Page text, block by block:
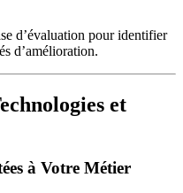
d’évaluation pour identifier
d’amélioration.
et
à Votre Métier